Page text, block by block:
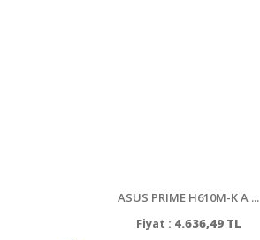
ASUS PRIME H610M-K A ...
Fiyat : 4.636,49 TL